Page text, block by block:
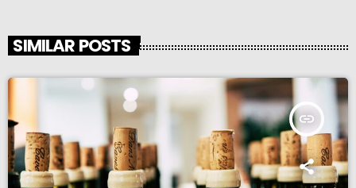
SIMILAR POSTS
insert_link